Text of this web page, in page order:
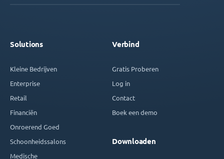
Solutions
Kleine Bedrijven
Enterprise
Retail
Financiën
Onroerend Goed
Schoonheidssalons
Medische
Verbind
Gratis Proberen
Log in
Contact
Boek een demo
Downloaden